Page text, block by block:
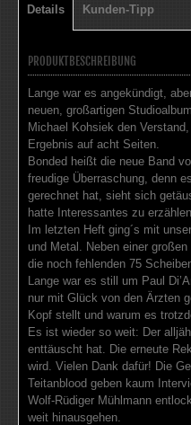
Details Kunden-Tipp
PRODUKTBESCHREIBUNG
Lange war es angekündigt,
neuen, großartigen
Michael Kohsiek den
Ergebnis auf acht Seiten.
Bonded heißt die neue Band
freudige Überraschung, denn
gerechnet hat, sieht sich
hatte Interessantes zu
Im letzten Heft ging´s mit
und Metal. Neben einer
die noch fehlenden 75
Lange war es still um Paul
nur mit Glück von den Ärzten
Kopf stellt und warum es
Es ist wieder so weit: Der
enttäuscht hat. Die erneute
wird. Vielen Dank dafür! Die
Teitanblood geben kaum
Wolf-Rüdiger Mühlmann
weit hinausgehen.